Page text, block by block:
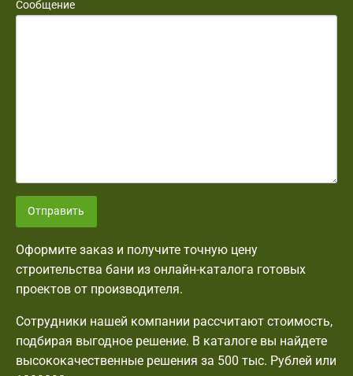
Сообщение
Отправить
Оформите заказ и получите точную цену
строительства бани из онлайн-каталога готовых
проектов от производителя.
Сотрудники нашей компании рассчитают стоимость,
подбирая выгодное решение. В каталоге вы найдете
высококачественные решения за 500 тыс. Рублей или